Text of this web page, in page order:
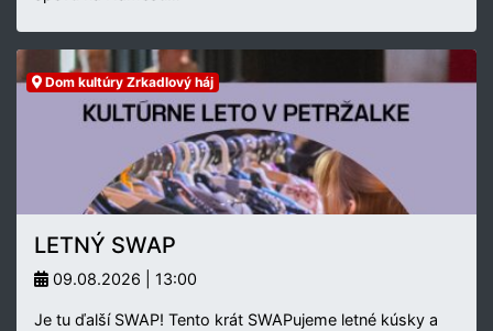
Dom kultúry Zrkadlový háj
LETNÝ SWAP
09.08.2026 | 13:00
Je tu ďalší SWAP! Tento krát SWAPujeme letné kúsky a